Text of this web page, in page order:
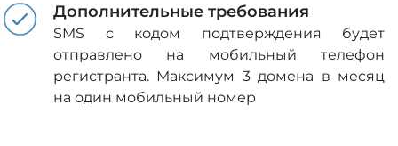
Дополнительные требования
SMS с кодом подтверждения будет
отправлено на мобильный телефон
регистранта. Максимум 3 домена в месяц
на один мобильный номер